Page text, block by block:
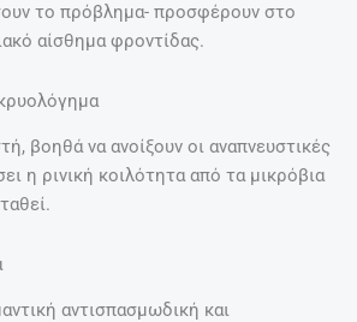
το πρόβλημα- προσφέρουν στο
αίσθημα φροντίδας.
βοηθά να ανοίξουν οι αναπνευστικές
η ρινική κοιλότητα από τα μικρόβια
αντισπασμωδική και